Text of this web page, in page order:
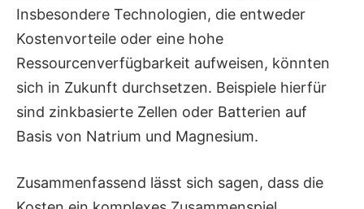
Insbesondere Technologien, die entweder
Kostenvorteile oder eine hohe
Ressourcenverfügbarkeit aufweisen, könnten
sich in Zukunft durchsetzen. Beispiele hierfür
sind zinkbasierte Zellen oder Batterien auf
Basis von Natrium und Magnesium.
Zusammenfassend lässt sich sagen, dass die